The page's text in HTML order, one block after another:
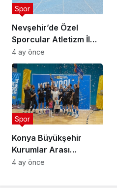
Nevşehir’de Özel
Sporcular Atletizm İl
Şampiyonası
Düzenlendi
Spor
4 ay önce
Konya Büyükşehir
Kurumlar Arası
Voleybol Turnuvası
Spor
4 ay önce